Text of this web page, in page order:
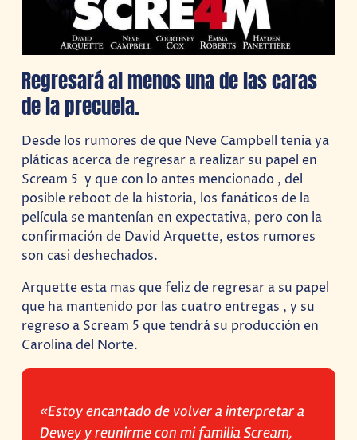
Regresará al menos una de las caras
de la precuela.
Desde los rumores de que Neve Campbell tenia ya
pláticas acerca de regresar a realizar su papel en
Scream 5 y que con lo antes mencionado , del
posible reboot de la historia, los fanáticos de la
película se mantenían en expectativa, pero con la
confirmación de David Arquette, estos rumores
son casi deshechados.
Arquette esta mas que feliz de regresar a su papel
que ha mantenido por las cuatro entregas , y su
regreso a Scream 5 que tendrá su producción en
Carolina del Norte.
«Estoy encantado de volver a interpretar a
Dewey y reunirme con mi familia Scream,